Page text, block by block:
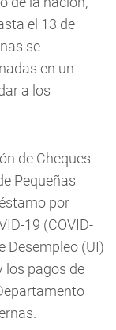
el 13 de
se
en un
a los
de Cheques
Pequeñas
por
19 (COVID-
Desempleo (UI)
los pagos de